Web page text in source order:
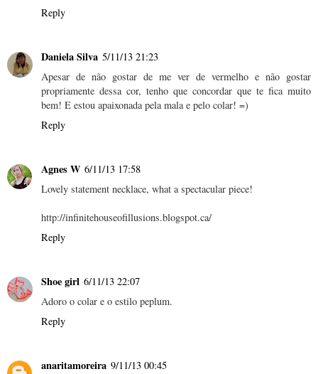
Reply
Daniela Silva 5/11/13 21:23
Apesar de não gostar de me ver de vermelho e não gostar
propriamente dessa cor, tenho que concordar que te fica muito
bem! E estou apaixonada pela mala e pelo colar! =)
Reply
Agnes W 6/11/13 17:58
Lovely statement necklace, what a spectacular piece!
http://infinitehouseofillusions.blogspot.ca/
Reply
Shoe girl 6/11/13 22:07
Adoro o colar e o estilo peplum.
Reply
anaritamoreira 9/11/13 00:45